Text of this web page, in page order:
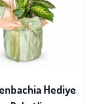
Hediye